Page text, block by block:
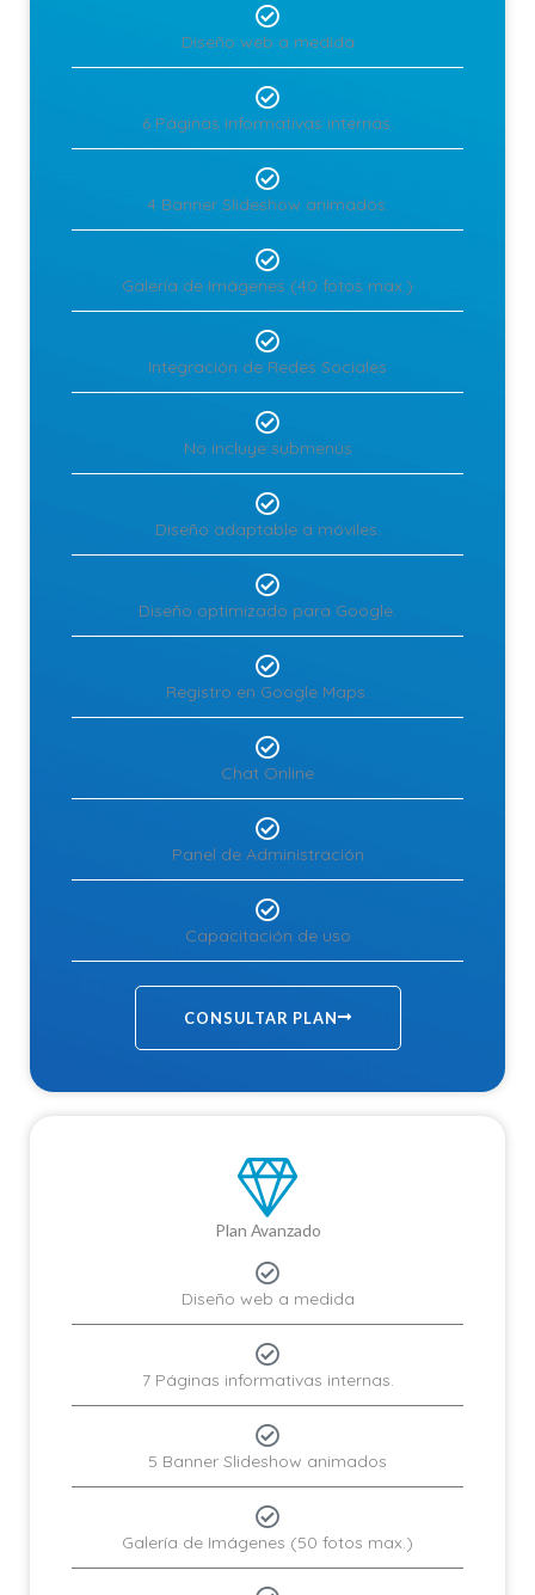
Diseño web a medida
6 Páginas informativas internas.
4 Banner Slideshow animados.
Galería de Imágenes (40 fotos max.)
Integración de Redes Sociales
No incluye submenús
Diseño adaptable a móviles.
Diseño optimizado para Google.
Registro en Google Maps.
Chat Online
Panel de Administración
Capacitación de uso
CONSULTAR PLAN
Plan Avanzado
Diseño web a medida
7 Páginas informativas internas.
5 Banner Slideshow animados
Galería de Imágenes (50 fotos max.)